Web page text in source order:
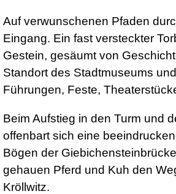
Auf verwunschenen Pfaden
Eingang. Ein fast versteckter
Gestein, gesäumt von
Standort des Stadtmuseums
Führungen, Feste,
Beim Aufstieg in den Turm und
offenbart sich eine
Bögen der
gehauen Pferd und Kuh den
Kröllwitz.